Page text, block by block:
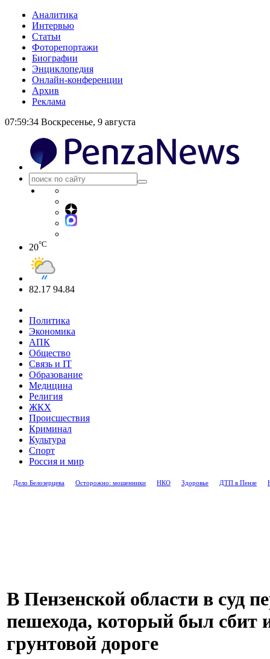
Аналитика
Интервью
Статьи
Фоторепортажи
Биографии
Энциклопедия
Онлайн-конференции
Архив
Реклама
07:59:34 Воскресенье, 9 августа
20°C
82.17 94.84
Политика
Экономика
АПК
Общество
Связь и IT
Образование
Медицина
Религия
ЖКХ
Происшествия
Криминал
Культура
Спорт
Россия и мир
Дело Белозерцева Осторожно: мошенники НКО Здоровье ДТП в Пензе
В Пензенской области в суд
пешехода, который был сбит
грунтовой дороге